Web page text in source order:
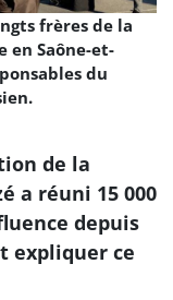
frères de la
en Saône-et-
du
de la
a réuni 15 000
depuis
expliquer ce